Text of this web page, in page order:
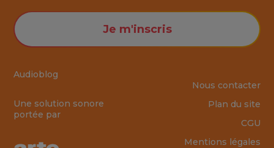
Audioblog
Une solution sonore
portée par
Je m'inscris
Nous contacter
Plan du site
CGU
Mentions légales